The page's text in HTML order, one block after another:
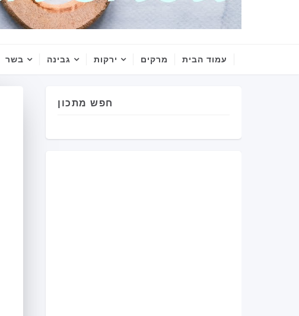
עמוד הבית מרקים ירקות גבינה בשר
חפש מתכון